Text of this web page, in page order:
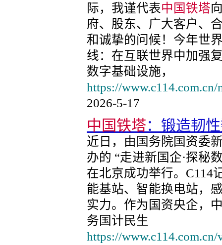
际，我谨代表中国铁塔
府、股东、广大客户、
和诚挚的问候！今年世
线：在互联世界中加强
数字基础设施，
https://
2026-5-17
中国铁塔：锻造韧
近日，由国务院国资委
办的 “走进新国企·探秘
在北京成功举行。C114
能基站、智能换电站，
实力。作为国资央企，
务国计民生
https://